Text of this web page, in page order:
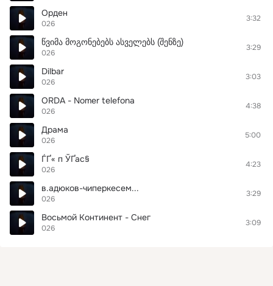
Орден
026
3:32
წვიმა მოგონებებს ასველებს (შენზე)
026
3:29
Dilbar
026
3:03
ORDA - Nomer telefona
026
4:38
Драма
026
5:00
ЃҐ« п ЎҐас§
026
4:23
в.адюков-чиперкесем...
026
3:29
Восьмой Континент - Снег
026
3:09